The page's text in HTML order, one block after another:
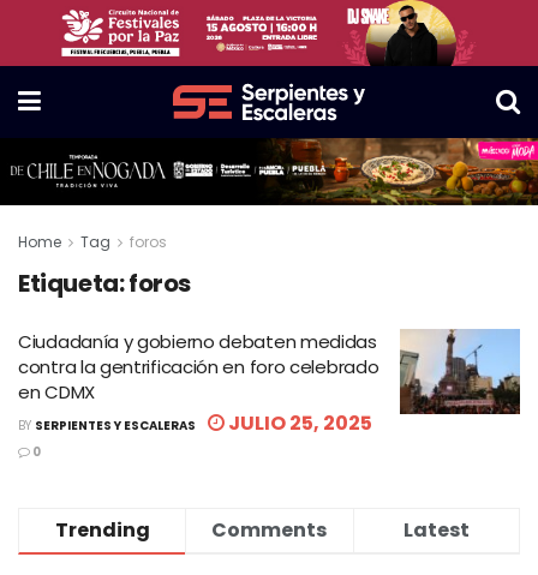
Home Tag foros
Etiqueta:foros
Ciudadanía y gobierno debaten medidas
contra la gentrificación en foro celebrado
en CDMX
BY SERPIENTES Y ESCALERAS JULIO 25, 2025
0
Trending Comments Latest